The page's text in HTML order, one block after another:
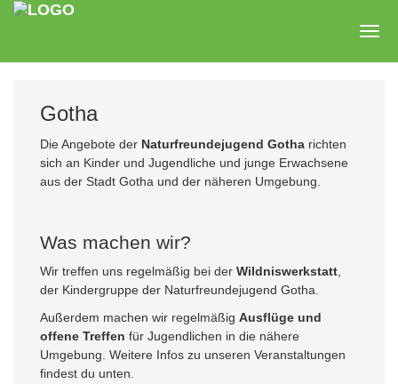
Zum
Gotha
Die Angebote der Naturfreundejugend Gotha richten
sich an Kinder und Jugendliche und junge Erwachsene
aus der Stadt Gotha und der näheren Umgebung.
Was machen wir?
Wir treffen uns regelmäßig bei der Wildniswerkstatt
der Kindergruppe der Naturfreundejugend Gotha.
Außerdem machen wir regelmäßig Ausflüge und
offene Treffen für Jugendlichen in die nähere
Umgebung. Weitere Infos zu unseren Veranstaltungen
findest du unten.